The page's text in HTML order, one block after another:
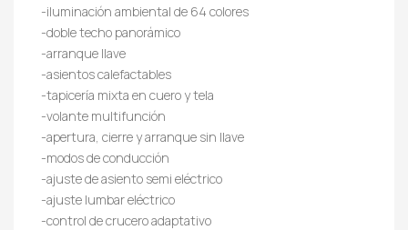
-iluminación ambiental de 64 colores
-doble techo panorámico
-arranque llave
-asientos calefactables
-tapicería mixta en cuero y tela
-volante multifunción
-apertura, cierre y arranque sin llave
-modos de conducción
-ajuste de asiento semi eléctrico
-ajuste lumbar eléctrico
-control de crucero adaptativo